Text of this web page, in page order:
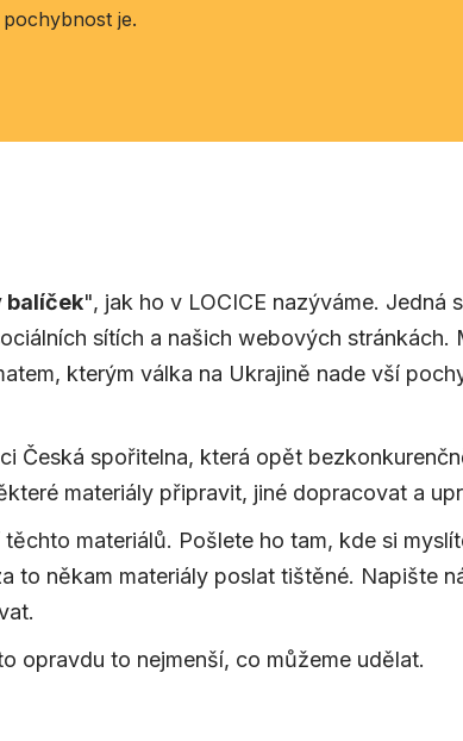
je.
balíček", jak ho v LOCICE nazýváme. Jedná
sítích a našich webových stránkách.
kterým válka na Ukrajině nade vší
Česká spořitelna, která opět
materiály připravit, jiné dopracovat a
materiálů. Pošlete ho tam, kde si
to někam materiály poslat tištěné. Napište
opravdu to nejmenší, co můžeme udělat.